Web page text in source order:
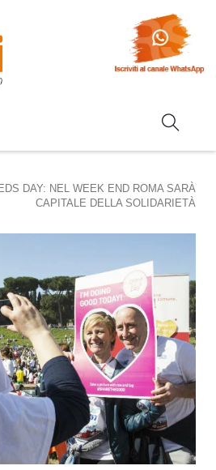
DAY: NEL WEEK END ROMA SARÀ
CAPITALE DELLA SOLIDARIETÀ